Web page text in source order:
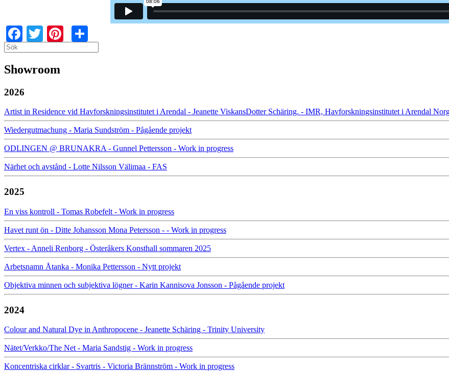
Facebook
TwitterPinterest
Search
Showroom
2026
Artist in Residence vid Havforskningsinstitutet i Arendal - Jeanette ViskansDotter Schäring. - IMR, Havforskningsinstitutet i Arendal
Wiedergutmachung - Maria Sundström - Pågående projekt
ODLINGEN @ BRUNAKRA - Gunnel Pettersson - Work in progress
Närhet och avstånd - Lotte Nilsson Välimaa - FAS
2025
En viss kontroll - Tomas Robefelt - Work in progress
Havet runt ön - Ditte Johansson Mona Petersson - - Work in progress
Vertex - Anneli Renborg - Österåkers Konsthall sommaren 2025
Arbetsnamn Åtanka - Monika Pettersson - Nytt projekt
Objektiva minnen och subjektiva lögner - Karin Kannisova Jonsson - Pågående projekt
2024
Colour and Natural Dye in Anthropocene - Jeanette Schäring - Trinity University
Nätet/Verkko/The Net - Maria Sandstig - Work in progress
Koncentriska cirklar - Svartris - Victoria Brännström - Work in progress